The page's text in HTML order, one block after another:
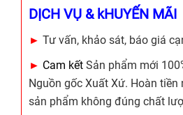
DỊCH VỤ & kHUYẾN MÃI
► Tư vấn, khảo sát, báo giá
► Cam kết Sản phẩm mới
Nguồn gốc Xuất Xứ. Hoàn tiền
sản phẩm không đúng chất